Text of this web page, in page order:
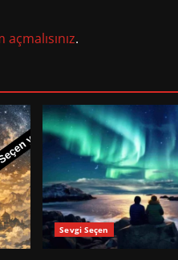
.
Sevgi Seçen